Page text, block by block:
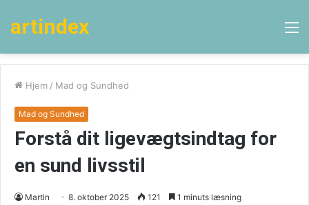
artindex
Hjem / Mad og Sundhed
Mad og Sundhed
Forstå dit ligevægtsindtag for
en sund livsstil
Martin 8. oktober 2025 121 1 minuts læsning